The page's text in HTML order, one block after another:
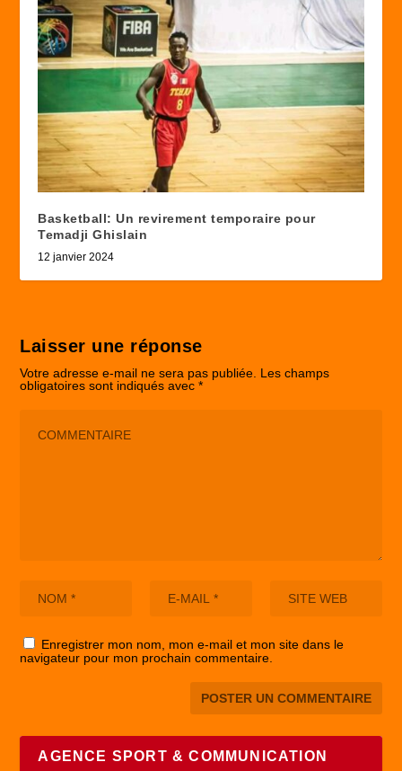
Basketball: Un revirement temporaire pour
Temadji Ghislain
12 janvier 2024
Laisser une réponse
Votre adresse e-mail ne sera pas publiée. Les champs
obligatoires sont indiqués avec*
Enregistrer mon nom, mon e-mail et mon site dans le
navigateur pour mon prochain commentaire.
AGENCE SPORT & COMMUNICATION